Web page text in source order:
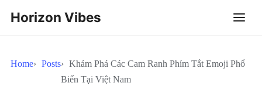
Horizon Vibes
Home Posts
Khám Phá Các Cam Ranh Phím Tắt Emoji Phổ
Biến Tại Việt Nam